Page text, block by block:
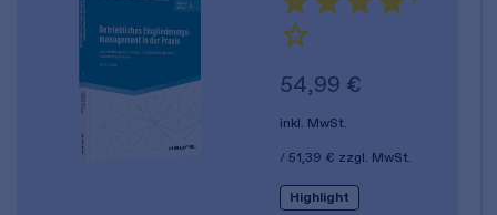
54,99 €
inkl. MwSt.
51,39 € zzgl. MwSt.
Highlight